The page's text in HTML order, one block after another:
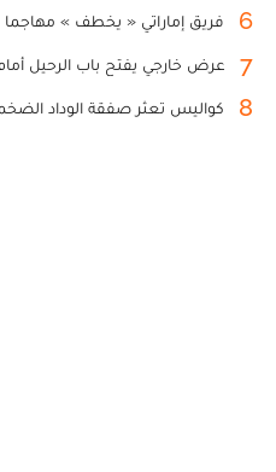
6 فريق إماراتي « يخطف » مهاجما
7 عرض خارجي يفتح باب الرحيل
8 كواليس تعثر صفقة الوداد